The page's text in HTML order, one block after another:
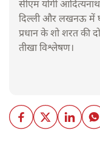
सीएम योगी
दिल्ली और लखनऊ में
प्रधान के शो शरत की
तीखा विश्लेषण।